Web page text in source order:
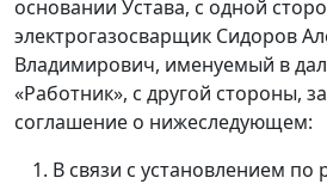
основании Устава, с одной
электрогазосварщик Сидоров
Владимирович, именуемый в
«Работник», с другой стороны,
соглашение о нижеследующем:
В связи с установлением по